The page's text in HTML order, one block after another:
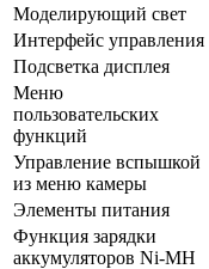
Моделирующий свет
Интерфейс управления
Подсветка дисплея
Меню
пользовательских
функций
Управление вспышкой
из меню камеры
Элементы питания
Функция зарядки
аккумуляторов Ni-MH